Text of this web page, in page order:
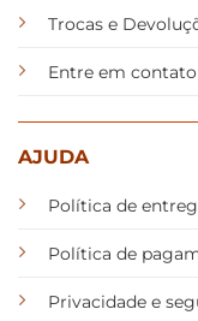
Trocas e
Entre em contato
AJUDA
Política de
Política de
Privacidade e